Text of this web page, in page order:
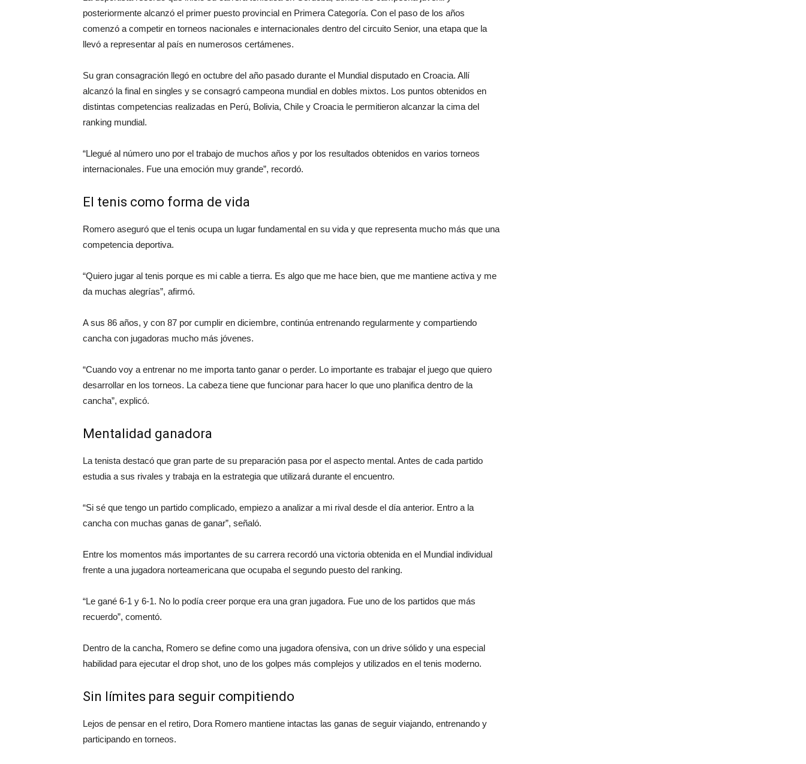
posteriormente alcanzó el primer puesto provincial en Primera Categoría. Con el paso de los años
comenzó a competir en torneos nacionales e internacionales dentro del circuito Senior, una etapa que la
llevó a representar al país en numerosos certámenes.
Su gran consagración llegó en octubre del año pasado durante el Mundial disputado en Croacia. Allí
alcanzó la final en singles y se consagró campeona mundial en dobles mixtos. Los puntos obtenidos en
distintas competencias realizadas en Perú, Bolivia, Chile y Croacia le permitieron alcanzar la cima del
ranking mundial.
“Llegué al número uno por el trabajo de muchos años y por los resultados obtenidos en varios torneos
internacionales. Fue una emoción muy grande”, recordó.
El tenis como forma de vida
Romero aseguró que el tenis ocupa un lugar fundamental en su vida y que representa mucho más que una
competencia deportiva.
“Quiero jugar al tenis porque es mi cable a tierra. Es algo que me hace bien, que me mantiene activa y me
da muchas alegrías”, afirmó.
A sus 86 años, y con 87 por cumplir en diciembre, continúa entrenando regularmente y compartiendo
cancha con jugadoras mucho más jóvenes.
“Cuando voy a entrenar no me importa tanto ganar o perder. Lo importante es trabajar el juego que quiero
desarrollar en los torneos. La cabeza tiene que funcionar para hacer lo que uno planifica dentro de la
cancha”, explicó.
Mentalidad ganadora
La tenista destacó que gran parte de su preparación pasa por el aspecto mental. Antes de cada partido
estudia a sus rivales y trabaja en la estrategia que utilizará durante el encuentro.
“Si sé que tengo un partido complicado, empiezo a analizar a mi rival desde el día anterior. Entro a la
cancha con muchas ganas de ganar”, señaló.
Entre los momentos más importantes de su carrera recordó una victoria obtenida en el Mundial individual
frente a una jugadora norteamericana que ocupaba el segundo puesto del ranking.
“Le gané 6-1 y 6-1. No lo podía creer porque era una gran jugadora. Fue uno de los partidos que más
recuerdo”, comentó.
Dentro de la cancha, Romero se define como una jugadora ofensiva, con un drive sólido y una especial
habilidad para ejecutar el drop shot, uno de los golpes más complejos y utilizados en el tenis moderno.
Sin límites para seguir compitiendo
Lejos de pensar en el retiro, Dora Romero mantiene intactas las ganas de seguir viajando, entrenando y
participando en torneos.